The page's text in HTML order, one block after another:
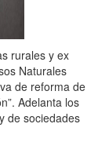
rurales y ex
Naturales
de reforma de
Adelanta los
de sociedades